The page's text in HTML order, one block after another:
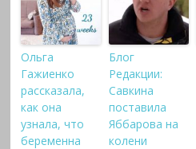
Ольга
Гажиенко
рассказала,
как она
узнала, что
беременна
Блог
Редакции:
Савкина
поставила
Яббарова на
колени